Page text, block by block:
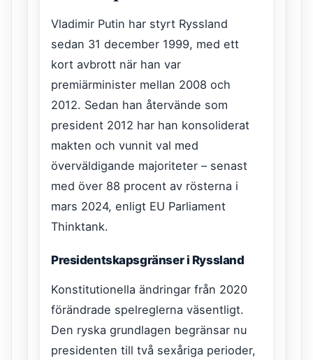
Vladimir Putin har styrt Ryssland
sedan 31 december 1999, med ett
kort avbrott när han var
premiärminister mellan 2008 och
2012. Sedan han återvände som
president 2012 har han konsoliderat
makten och vunnit val med
överväldigande majoriteter – senast
med över 88 procent av rösterna i
mars 2024, enligt EU Parliament
Thinktank.
Presidentskapsgränser i Ryssland
Konstitutionella ändringar från 2020
förändrade spelreglerna väsentligt.
Den ryska grundlagen begränsar nu
presidenten till två sexåriga perioder,